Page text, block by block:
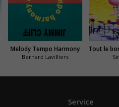
Melody Tempo Harmony
Bernard Lavilliers
Tout le
Service